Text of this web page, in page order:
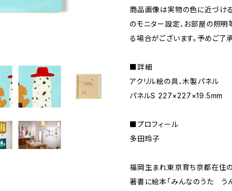
商品画像は実物の色に近づけ
のモニター設定、お部屋の照
る場合がございます。予めご了承
■詳細
アクリル絵の具、木製パネル
パネルS 227×227×19.5mm
■プロフィール
多田玲子
福岡生まれ東京育ち京都在住の
著書に絵本「みんなのうた う